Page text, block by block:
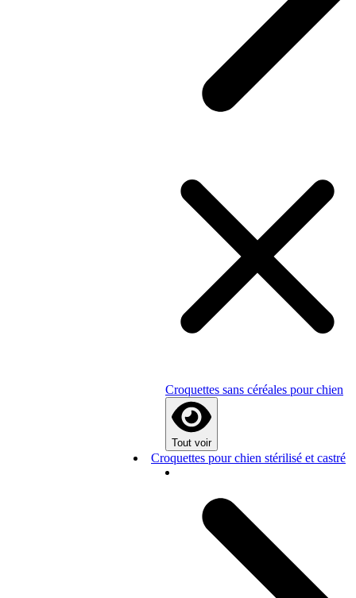
Croquettes sans céréales pour chien
Tout voir
Croquettes pour chien stérilisé et castré